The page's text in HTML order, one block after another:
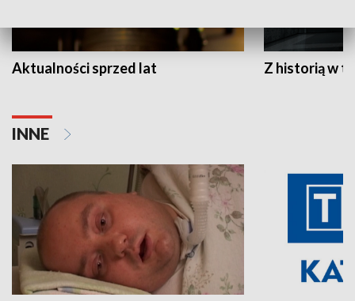
Aktualności sprzed lat Z historią w
INNE